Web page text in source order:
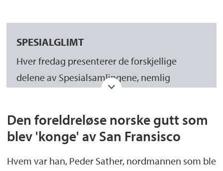
SPESIALGLIMT
Hver fredag presenterer de forskjellige
delene av Spesialsamlingene, nemlig
Språksamlingene, godbiter fra samlingenes
spennende og varierte materiale i form av
tekst, bilder og film.
Den foreldreløse norske gutt som
blev 'konge' av San Fransisco
Hvem var han, Peder Sather, nordmannen som ble